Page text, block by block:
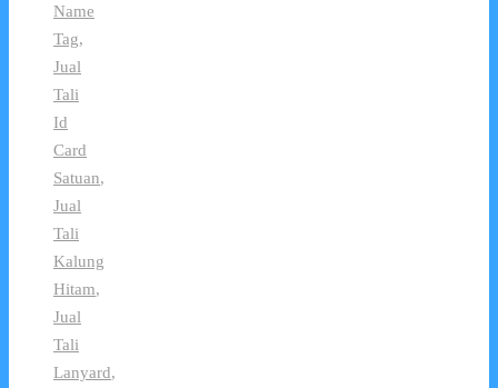
Name
Tag,
Jual
Tali
Id
Card
Satuan,
Jual
Tali
Kalung
Hitam,
Jual
Tali
Lanyard,